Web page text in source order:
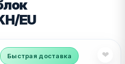
EU
Быстрая доставка ❤